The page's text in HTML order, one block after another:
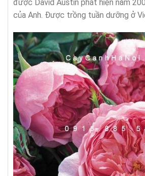
được David Austin phát hiện năm
của Anh. Được trồng tuần dưỡng ở